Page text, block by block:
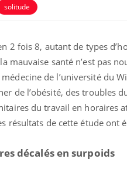
solitude
2 fois 8, autant de types
mauvaise santé n’est pas
de l’université du
de l’obésité, des troubles
du travail en horaires
résultats de cette étude ont
décalés en surpoids